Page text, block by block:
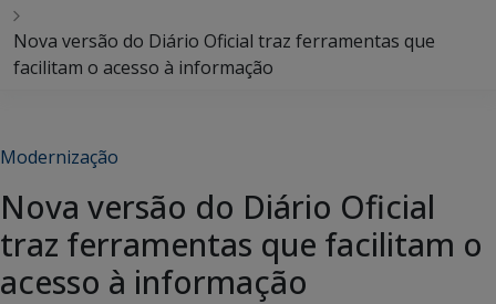
Nova versão do Diário Oficial traz ferramentas que
facilitam o acesso à informação
Modernização
Nova versão do Diário Oficial
traz ferramentas que facilitam o
acesso à informação